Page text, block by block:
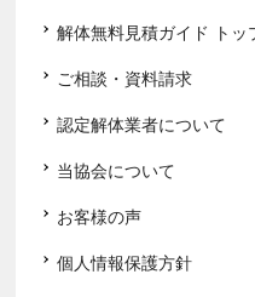
解体無料見積ガイド トッ
ご相談・資料請求
認定解体業者について
当協会について
お客様の声
個人情報保護方針